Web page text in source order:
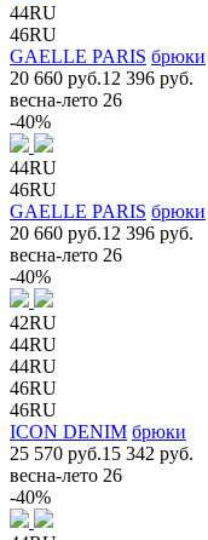
44RU
46RU
GAELLE PARIS брюки
20 660 руб.12 396 руб.
весна-лето 26
-40%
44RU
46RU
GAELLE PARIS брюки
20 660 руб.12 396 руб.
весна-лето 26
-40%
42RU
44RU
44RU
46RU
46RU
ICON DENIM брюки
25 570 руб.15 342 руб.
весна-лето 26
-40%